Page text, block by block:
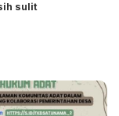
sulit